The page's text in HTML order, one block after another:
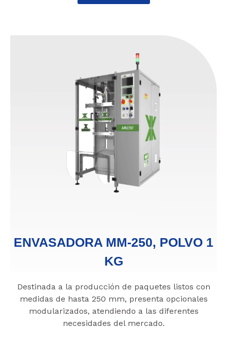
ENVASADORA MM-250, POLVO 1
KG
Destinada a la producción de paquetes listos con
medidas de hasta 250 mm, presenta opcionales
modularizados, atendiendo a las diferentes
necesidades del mercado.